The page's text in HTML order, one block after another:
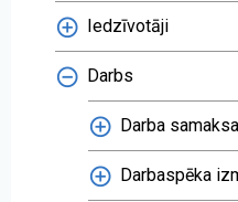
Iedzīvotāji
Darbs
Darba
Darbaspēka